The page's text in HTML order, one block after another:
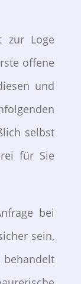
zur Loge
offene
und
selbst
für Sie
bei
sein,